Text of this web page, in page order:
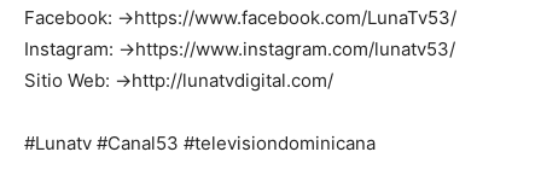
Facebook: →https://www.facebook.com/LunaTv53/
Instagram: →https://www.instagram.com/lunatv53/
Sitio Web: →http://lunatvdigital.com/
#Lunatv #Canal53 #televisiondominicana